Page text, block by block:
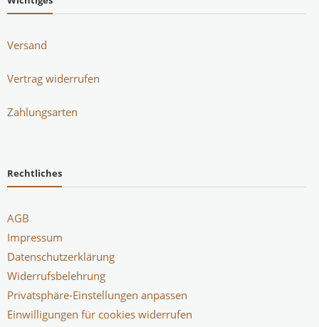
Versand
Vertrag widerrufen
Zahlungsarten
Rechtliches
AGB
Impressum
Datenschutzerklärung
Widerrufsbelehrung
Privatsphäre-Einstellungen anpassen
Einwilligungen für cookies widerrufen